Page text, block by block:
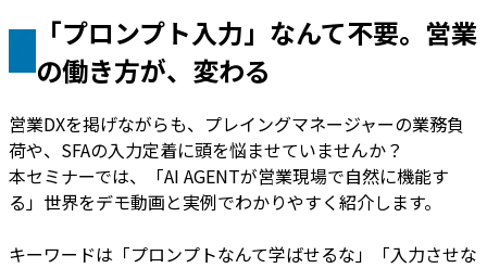
「プロンプト入力」なんて不要。営業
の働き方が、変わる
営業DXを掲げながらも、プレイングマネージャーの業務負
荷や、SFAの入力定着に頭を悩ませていませんか？
本セミナーでは、「AI AGENTが営業現場で自然に機能す
る」世界をデモ動画と実例でわかりやすく紹介します。
キーワードは「プロンプトなんて学ばせるな」「入力させな